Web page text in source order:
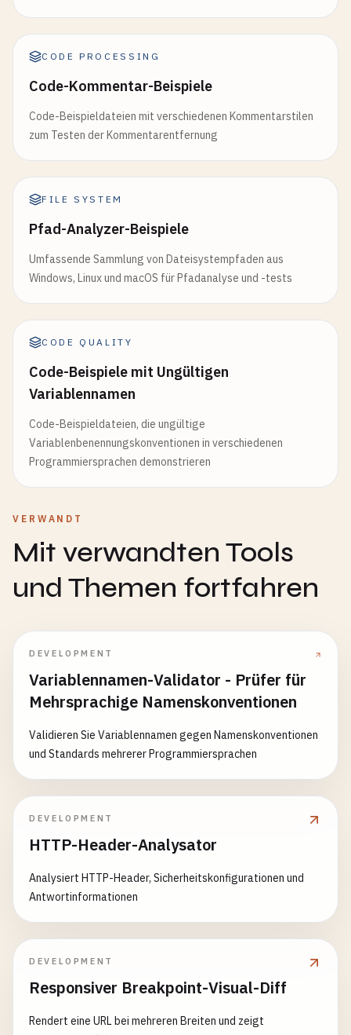
CODE PROCESSING
Code-Kommentar-Beispiele
Code-Beispieldateien mit verschiedenen Kommentarstilen
zum Testen der Kommentarentfernung
FILE SYSTEM
Pfad-Analyzer-Beispiele
Umfassende Sammlung von Dateisystempfaden aus
Windows, Linux und macOS für Pfadanalyse und -tests
CODE QUALITY
Code-Beispiele mit Ungültigen
Variablennamen
Code-Beispieldateien, die ungültige
Variablenbenennungskonventionen in verschiedenen
Programmiersprachen demonstrieren
VERWANDT
Mit verwandten Tools
und Themen fortfahren
DEVELOPMENT
Variablennamen-Validator - Prüfer für
Mehrsprachige Namenskonventionen
Validieren Sie Variablennamen gegen Namenskonventionen
und Standards mehrerer Programmiersprachen
DEVELOPMENT
HTTP-Header-Analysator
Analysiert HTTP-Header, Sicherheitskonfigurationen und
Antwortinformationen
DEVELOPMENT
Responsiver Breakpoint-Visual-Diff
Rendert eine URL bei mehreren Breiten und zeigt